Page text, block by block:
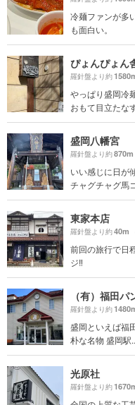
冷麺ファンが多
も面白い。
ぴょんぴょん
羅針盤より約
やっぱり盛岡冷
おもて目立たな
盛岡八幡宮
羅針盤より約870m
いい感じに日が
チャグチャグ馬
東家本店
羅針盤より約40m
前回の旅行で日
ジ‼️
（有）福田パ
羅針盤より約
盛岡といえば福
朴な名物 盛岡駅
光原社
羅針盤より約